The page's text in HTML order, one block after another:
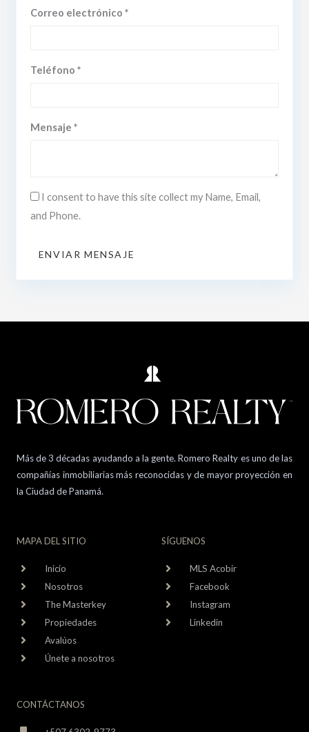
Correo electrónico *
Teléfono *
Mensaje *
I consent to have this site collect my Name, Email,
and Phone.
ENVIAR MENSAJE
Más de 3 décadas ayudando a la gente. Romero Realty es uno de las
compañías inmobiliarias más reconocidas y de mayor proyección en
la Ciudad de Panamá.
MAPA DEL SITIO
Inicio
Nosotros
The Masterkey
Propiedades
Avalúos
Únete a nosotros
SÍGUENOS
MLS Acobir
Facebook
Instagram
Linkedin
CONTÁCTANOS